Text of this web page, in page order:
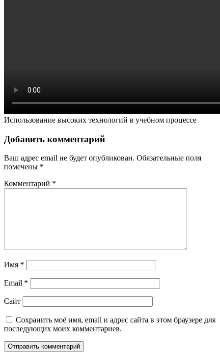
Использование высоких технологий в учебном процессе
Добавить комментарий
Ваш адрес email не будет опубликован. Обязательные поля
помечены *
Комментарий *
Имя *
Email *
Сайт
Сохранить моё имя, email и адрес сайта в этом браузере для
последующих моих комментариев.